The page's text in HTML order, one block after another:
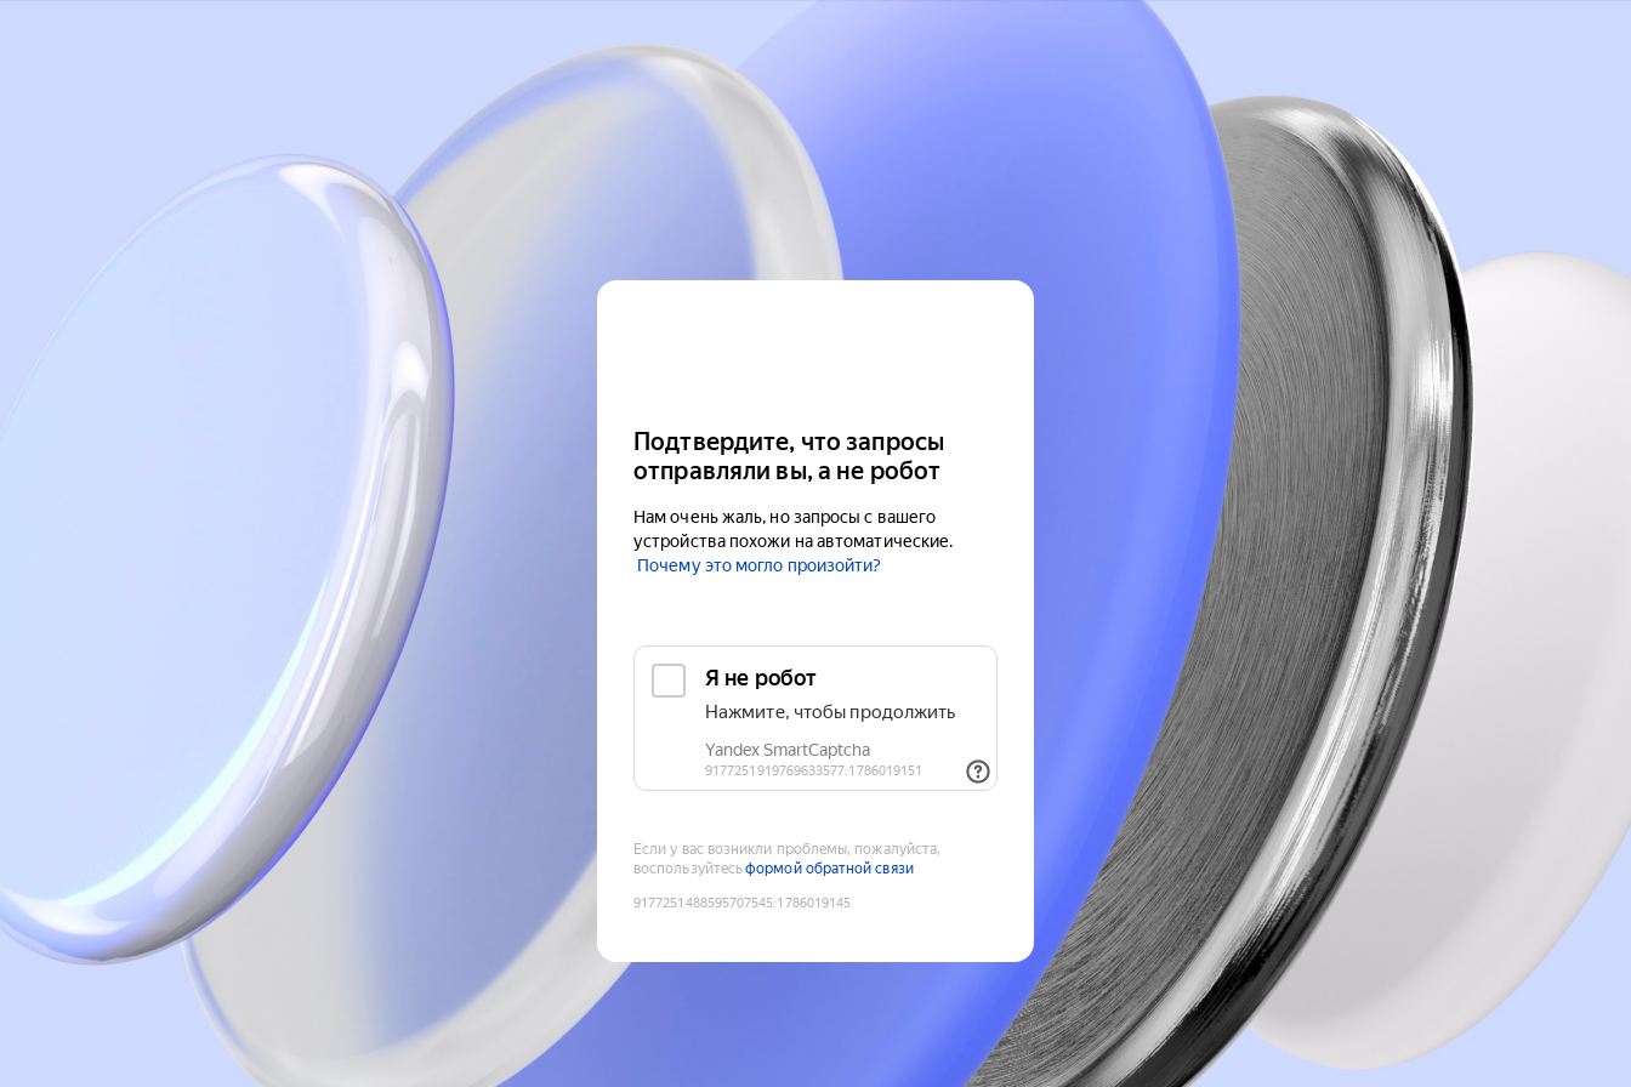
Подтвердите, что запросы
отправляли вы, а не робот
Нам очень жаль, но запросы с вашего
устройства похожи на автоматические.
Почему это могло произойти?
Если у вас возникли проблемы, пожалуйста,
воспользуйтесьформой обратной связи
9177251488595707545:1786019145